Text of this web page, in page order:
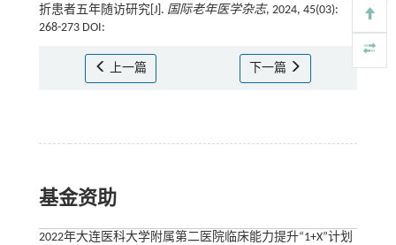
折患者五年随访研究[J]. 国际老年医学杂志, 2024, 45(03):
268-273 DOI:
上一篇 下一篇
基金资助
2022年大连医科大学附属第二医院临床能力提升“1+X”计划